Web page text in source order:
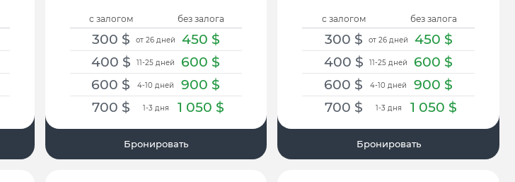
с залогом
от 26 дней
300 $
11-25 дней
400 $
4-10 дней
600 $
1-3 дня
700 $
без залога
450 $
600 $
900 $
1 050 $
Бронировать
с залогом
от 26 дней
300 $
11-25 дней
400 $
4-10 дней
600 $
1-3 дня
700 $
без залога
450 $
600 $
900 $
1 050 $
Бронировать